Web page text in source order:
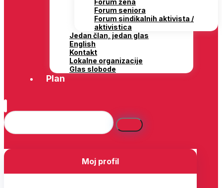
Forum žena
Forum seniora
Forum sindikalnih aktivista /
aktivistica
Jedan član, jedan glas
English
Kontakt
Lokalne organizacije
Glas slobode
Plan
Moj profil